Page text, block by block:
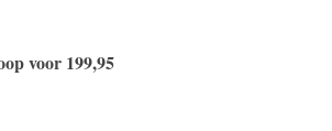
voor 199,95